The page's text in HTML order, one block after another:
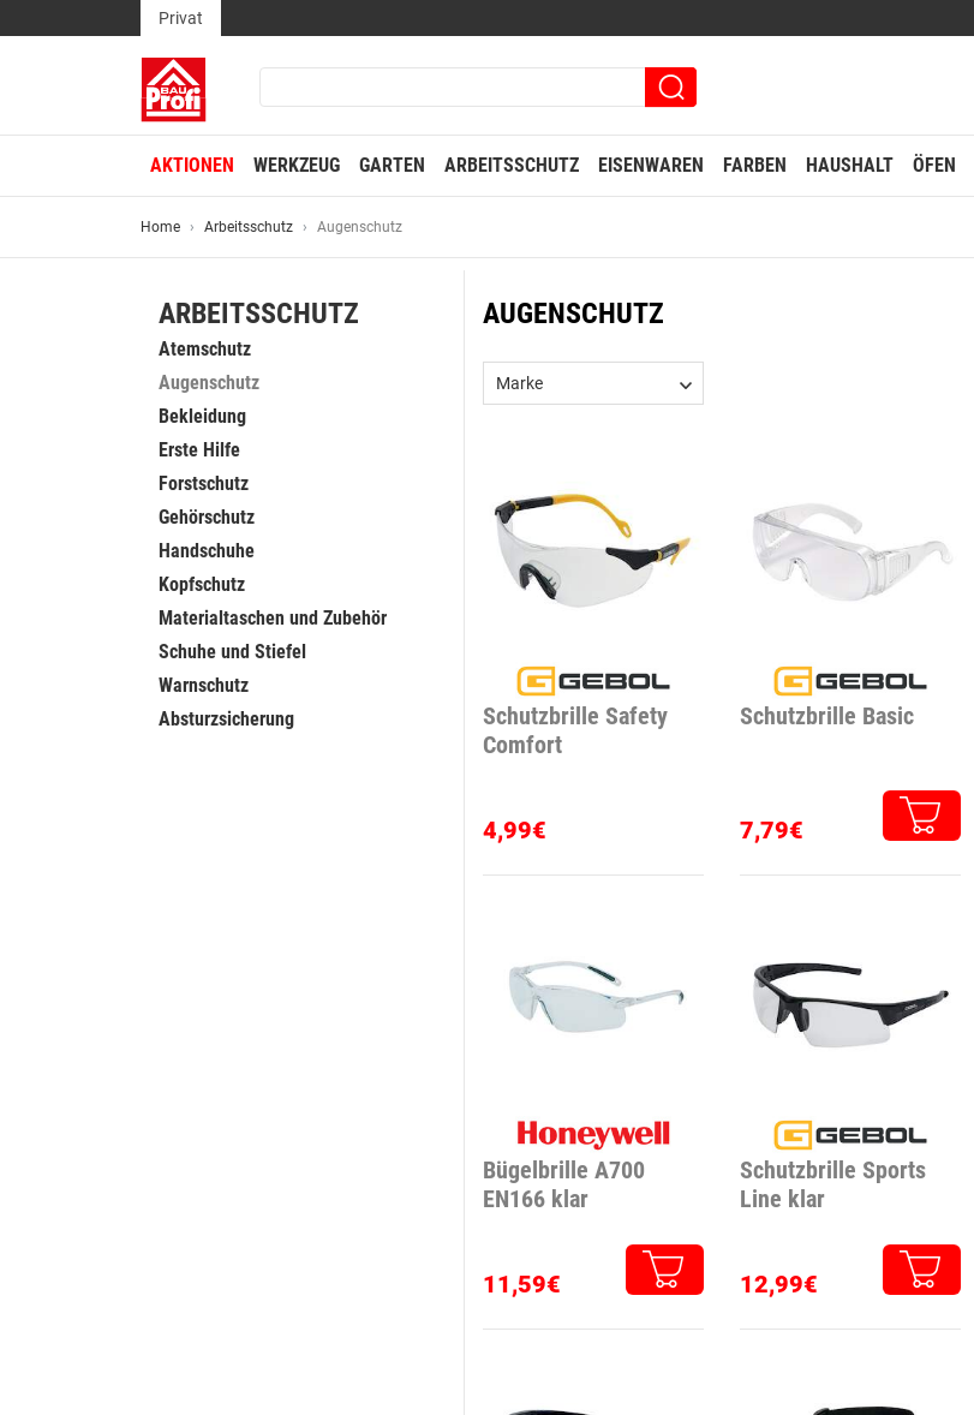
Privat
AKTIONEN WERKZEUG GARTEN ARBEITSSCHUTZ EISENWAREN FARBEN HAUSHALT ÖFEN
Home Arbeitsschutz Augenschutz
ARBEITSSCHUTZ
Atemschutz
Augenschutz
Bekleidung
Erste Hilfe
Forstschutz
Gehörschutz
Handschuhe
Kopfschutz
Materialtaschen und Zubehör
Schuhe und Stiefel
Warnschutz
Absturzsicherung
AUGENSCHUTZ
Marke
Schutzbrille Safety
Comfort
4,99€
Schutzbrille Basic
7,79€
Bügelbrille A700
EN166 klar
11,59€
Schutzbrille Sports
Line klar
12,99€